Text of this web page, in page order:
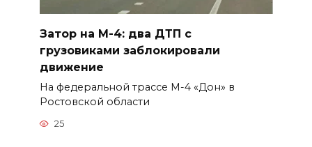
Затор на М-4: два ДТП с
грузовиками заблокировали
движение
На федеральной трассе М-4 «Дон» в
Ростовской области
25